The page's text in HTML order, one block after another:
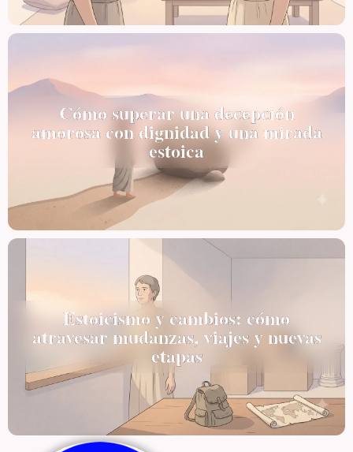
Cómo superar una decepción
amorosa con dignidad y una mirada
estoica
Estoicismo y cambios: cómo
atravesar mudanzas, viajes y nuevas
etapas